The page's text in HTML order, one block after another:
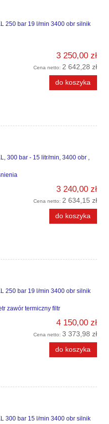
250 bar 19 l/min 3400 obr silnik
3 250,00 zł
Cena netto: 2 642,28 zł
do koszyka
300 bar - 15 litr/min, 3400 obr ,
3 240,00 zł
Cena netto: 2 634,15 zł
do koszyka
250 bar 19 l/min 3400 obr silnik
zawór termiczny filtr
4 150,00 zł
Cena netto: 3 373,98 zł
do koszyka
300 bar 15 l/min 3400 obr silnik